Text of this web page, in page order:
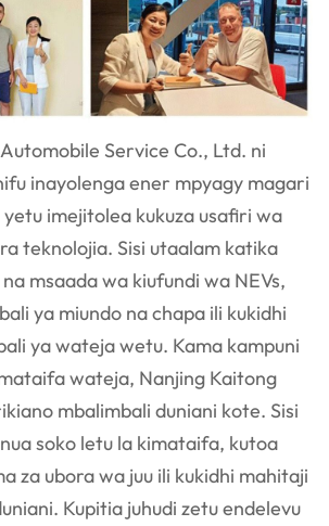
Service Co., Ltd. ni
inayolenga ener mpyagy magari
yetu imejitolea kukuza usafiri wa
teknolojia. Sisi utaalam katika
msaada wa kiufundi wa NEVs,
ya miundo na chapa ili kukidhi
ya wateja wetu. Kama kampuni
wateja, Nanjing Kaitong
mbalimbali duniani kote. Sisi
soko letu la kimataifa, kutoa
za ubora wa juu ili kukidhi mahitaji
Kupitia juhudi zetu endelevu